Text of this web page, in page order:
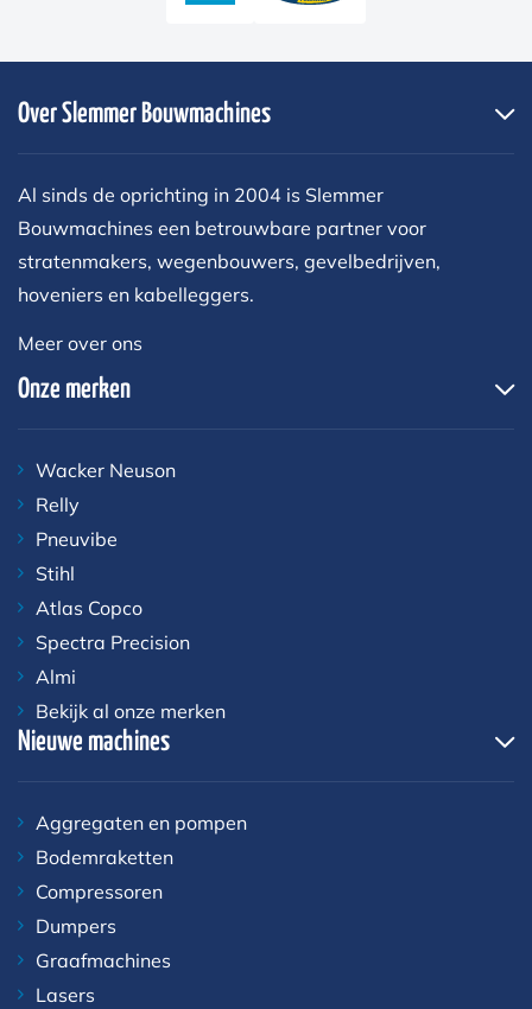
Over Slemmer Bouwmachines
Al sinds de oprichting in 2004 is Slemmer
Bouwmachines een betrouwbare partner voor
stratenmakers, wegenbouwers, gevelbedrijven,
hoveniers en kabelleggers.
Meer over ons
Onze merken
Wacker Neuson
Relly
Pneuvibe
Stihl
Atlas Copco
Spectra Precision
Almi
Bekijk al onze merken
Nieuwe machines
Aggregaten en pompen
Bodemraketten
Compressoren
Dumpers
Graafmachines
Lasers